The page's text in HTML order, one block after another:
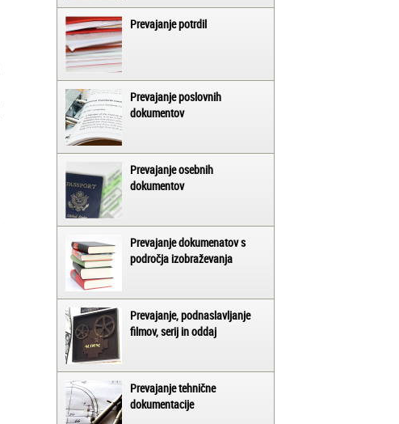
Prevajanje potrdil
Prevajanje poslovnih
dokumentov
Prevajanje osebnih
dokumentov
Prevajanje dokumenatov s
področja izobraževanja
Prevajanje, podnaslavljanje
filmov, serij in oddaj
Prevajanje tehnične
dokumentacije